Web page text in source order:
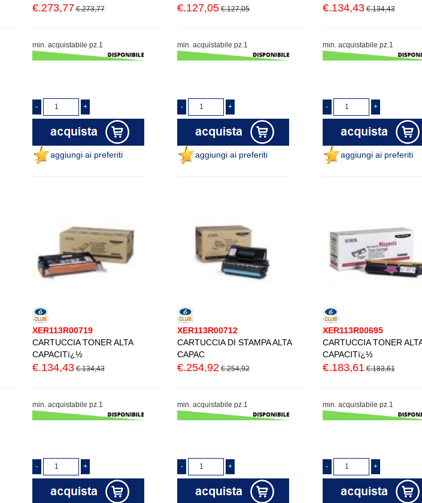
€.273,77 €.273,77
min. acquistabile pz.1
aggiungi ai preferiti
€.127,05 €.127,05
min. acquistabile pz.1
aggiungi ai preferiti
€.134,43 €.134,43
min. acquistabile pz.1
aggiungi ai preferiti
XER113R00719
CARTUCCIA TONER ALTA
CAPACITï¿½
€.134,43 €.134,43
min. acquistabile pz.1
XER113R00712
CARTUCCIA DI STAMPA ALTA
CAPAC
€.254,92 €.254,92
min. acquistabile pz.1
XER113R00695
CARTUCCIA TONER
CAPACITï¿½
€.183,61 €.183,61
min. acquistabile pz.1